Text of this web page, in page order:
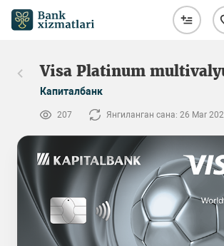
Visa Platinum
Капиталбанк
207 Янгиланган сана: 26 Mar